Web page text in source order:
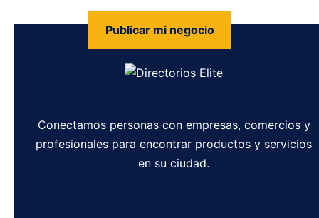
Publicar mi negocio
Conectamos personas con empresas, comercios y
profesionales para encontrar productos y servicios
en su ciudad.